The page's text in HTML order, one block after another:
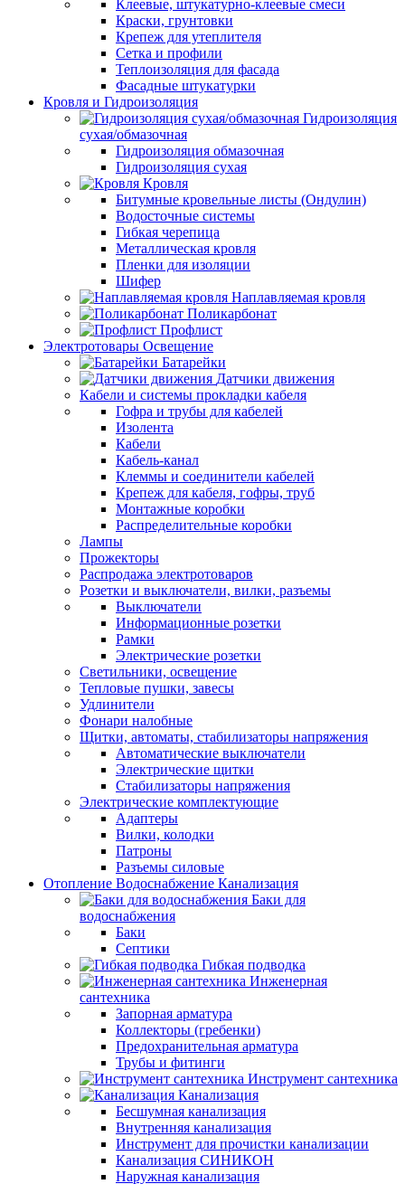
Клеевые, штукатурно-клеевые смеси
Краски, грунтовки
Крепеж для утеплителя
Сетка и профили
Теплоизоляция для фасада
Фасадные штукатурки
Кровля и Гидроизоляция
Гидроизоляция
сухая/обмазочная
Гидроизоляция обмазочная
Гидроизоляция сухая
Кровля
Битумные кровельные листы (Ондулин)
Водосточные системы
Гибкая черепица
Металлическая кровля
Пленки для изоляции
Шифер
Наплавляемая кровля
Поликарбонат
Профлист
Электротовары Освещение
Батарейки
Датчики движения
Кабели и системы прокладки кабеля
Гофра и трубы для кабелей
Изолента
Кабели
Кабель-канал
Клеммы и соединители кабелей
Крепеж для кабеля, гофры, труб
Монтажные коробки
Распределительные коробки
Лампы
Прожекторы
Распродажа электротоваров
Розетки и выключатели, вилки, разъемы
Выключатели
Информационные розетки
Рамки
Электрические розетки
Светильники, освещение
Тепловые пушки, завесы
Удлинители
Фонари налобные
Щитки, автоматы, стабилизаторы напряжения
Автоматические выключатели
Электрические щитки
Стабилизаторы напряжения
Электрические комплектующие
Адаптеры
Вилки, колодки
Патроны
Разъемы силовые
Отопление Водоснабжение Канализация
Баки для
водоснабжения
Баки
Септики
Гибкая подводка
Инженерная
сантехника
Запорная арматура
Коллекторы (гребенки)
Предохранительная арматура
Трубы и фитинги
Инструмент сантехника
Канализация
Бесшумная канализация
Внутренняя канализация
Инструмент для прочистки канализации
Канализация СИНИКОН
Наружная канализация